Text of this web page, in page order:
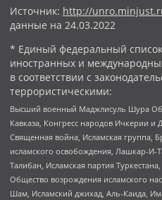
Источник: http://
данные на 24.03.2022
* Единый федеральный
иностранных и
в соответствии с
террористическими:
Высший военный Маджлисуль Шура
Кавказа, Конгресс народов Ичкерии и
Священная война, Исламская группа,
исламского освобождения, Лашкар-И-
Талибан, Исламская партия
Общество возрождения исламского
Шам, Исламский джихад, Аль-Каида,